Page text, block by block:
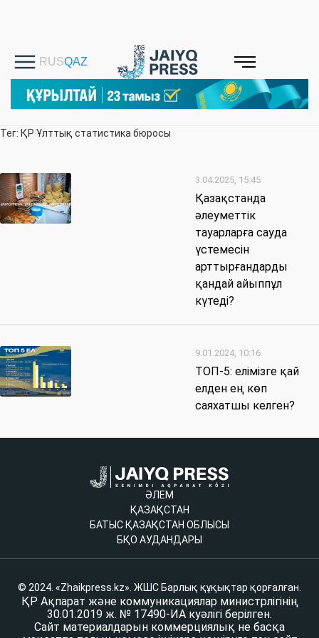
Тег: ҚР Ұлттық статистика бюросы
3.04.2025, 15:45
Қазақстанда
әлеуметтік
тауарларға сауда
үстемесін
арттырғандарды
қандай айыппұл
күтеді?
9.01.2024, 10:16
ТОП-5: елімізге қай
елден ең көп
саяхатшы келген?
ӘЛЕМ
ҚАЗАҚСТАН
БАТЫС ҚАЗАҚСТАН ОБЛЫСЫ
БҚО АУДАНДАРЫ
© 2024. «Zhaikpress.kz». ЖШС Барлық құқықтар қорғалған.
ҚР Ақпарат және коммуникациялар министрлігінің
30.01.2019 ж. № 17490-ИА куәлігі берілген.
Сайт материалдарын коммерциялық не басқа